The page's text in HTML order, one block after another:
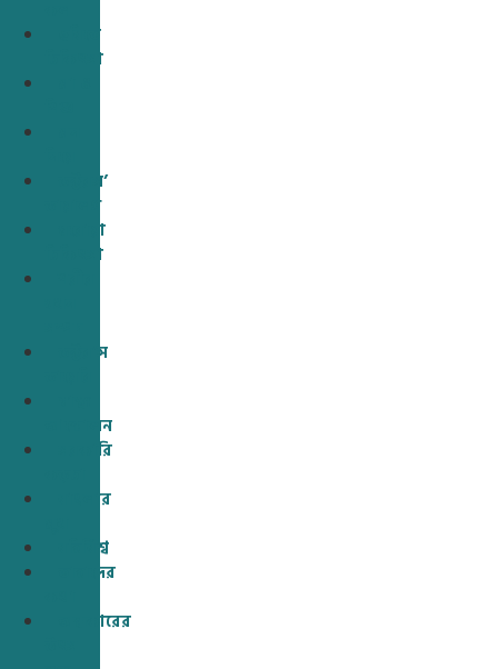
ছবিতে
চিকিৎসা
ডক্টরস’
ডায়ালগ
ঘরোয়া
চিকিৎসা
ডক্টর’স
আন্দোলন
সরকারি
বাংলার
বহির্বিশ্ব
তাহাদের
অন্ধকারের